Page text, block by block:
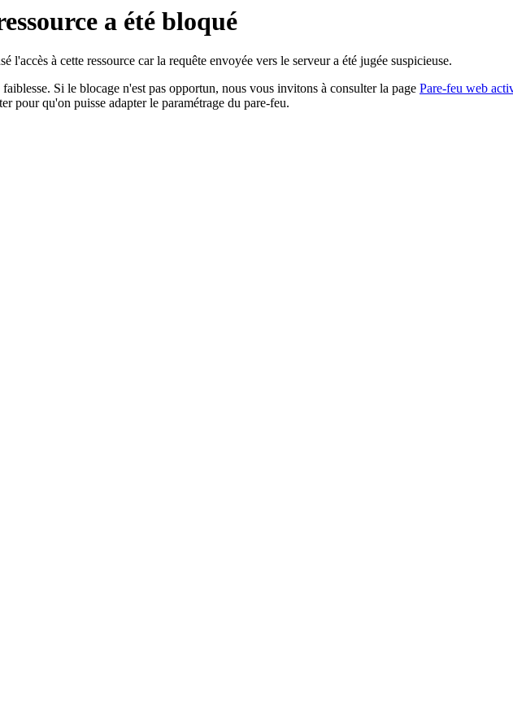
a été bloqué
à cette ressource car la requête envoyée vers le serveur a été jugée suspicieuse.
Si le blocage n'est pas opportun, nous vous invitons à consulter la page Pare-feu web
pour qu'on puisse adapter le paramétrage du pare-feu.